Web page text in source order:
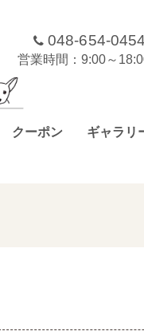
048-654-
営業時間：9:00～
クーポン ギャラリ